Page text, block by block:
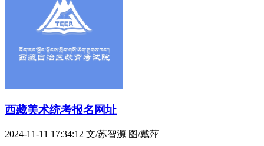
西藏美术统考报名网址
2024-11-11 17:34:12 文/苏智源 图/戴萍